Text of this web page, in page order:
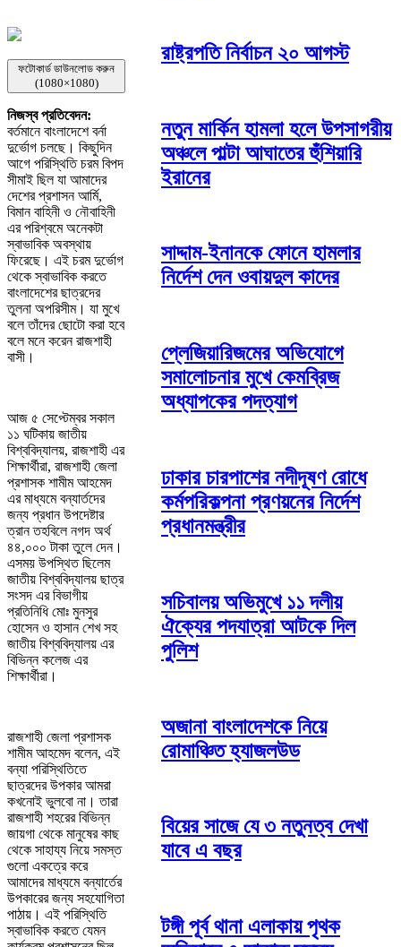
ফটোকার্ড ডাউনলোড করুন
(1080×1080)
নিজস্ব প্রতিবেদন:
বর্তমানে বাংলাদেশে বর্না
দুর্ভোগ চলছে। কিছুদিন
আগে পরিস্থিতি চরম বিপদ
সীমাই ছিল যা আমাদের
দেশের প্রশাসন আর্মি,
বিমান বাহিনী ও নৌবাহিনী
এর পরিশ্বমে অনেকটা
স্বাভাবিক অবস্থায়
ফিরেছে। এই চরম দুর্ভোগ
থেকে স্বাভাবিক করতে
বাংলাদেশের ছাত্রদের
তুলনা অপরিসীম। যা মুখে
বলে তাঁদের ছোটো করা হবে
বলে মনে করেন রাজশাহী
বাসী।
আজ ৫ সেপ্টেম্বর সকাল
১১ ঘটিকায় জাতীয়
বিশ্ববিদ্যালয়, রাজশাহী এর
শিক্ষার্থীরা, রাজশাহী জেলা
প্রশাসক শামীম আহমেদ
এর মাধ্যমে বন্যার্তদের
জন্য প্রধান উপদেষ্টার
ত্রান তহবিলে নগদ অর্থ
৪৪,০০০ টাকা তুলে দেন।
এসময় উপস্থিত ছিলেম
জাতীয় বিশ্ববিদ্যালয় ছাত্র
সংসদ এর বিভাগীয়
প্রতিনিধি মোঃ মুনসুর
হোসেন ও হাসান শেখ সহ
জাতীয় বিশ্ববিদ্যালয় এর
বিভিন্ন কলেজ এর
শিক্ষার্থীরা।
রাজশাহী জেলা প্রশাসক
শামীম আহমেদ বলেন, এই
বন্যা পরিস্থিতিতে
ছাত্রদের উপকার আমরা
কখনোই ভুলবো না। তারা
রাজশাহী শহরের বিভিন্ন
জায়গা থেকে মানুষের কাছ
থেকে সাহায্য নিয়ে সমস্ত
গুলো একত্রে করে
আমাদের মাধ্যমে বন্যার্তের
উপকারের জন্য সহযোগিতা
পাঠায়। এই পরিস্থিতি
স্বাভাবিক করতে যেমন
রাষ্ট্রপতি নির্বাচন ২০ আগস্ট
নতুন মার্কিন হামলা হলে উপসাগরীয়
অঞ্চলে পাল্টা আঘাতের হুঁশিয়ারি
ইরানের
সাদ্দাম-ইনানকে ফোনে হামলার
নির্দেশ দেন ওবায়দুল কাদের
প্লেজিয়ারিজমের অভিযোগে
সমালোচনার মুখে কেমব্রিজ
অধ্যাপকের পদত্যাগ
ঢাকার চারপাশের নদীদূষণ রোধে
কর্মপরিকল্পনা প্রণয়নের নির্দেশ
প্রধানমন্ত্রীর
সচিবালয় অভিমুখে ১১ দলীয়
ঐক্যের পদযাত্রা আটকে দিল
পুলিশ
অজানা বাংলাদেশকে নিয়ে
রোমাঞ্চিত হ্যাজলউড
বিয়ের সাজে যে ৩ নতুনত্ব দেখা
যাবে এ বছর
টঙ্গী পূর্ব থানা এলাকায় পৃথক